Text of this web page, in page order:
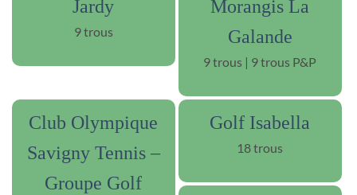
Jardy
9 trous
Morangis La
Galande
9 trous | 9 trous P&P
Club Olympique
Savigny Tennis –
Groupe Golf
Golf Isabella
18 trous